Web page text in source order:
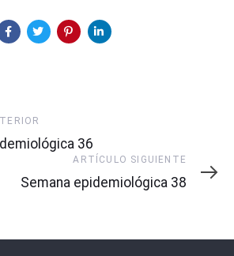
36
Siguiente
ARTÍCULO SIGUIENTE
Semana epidemiológica 38